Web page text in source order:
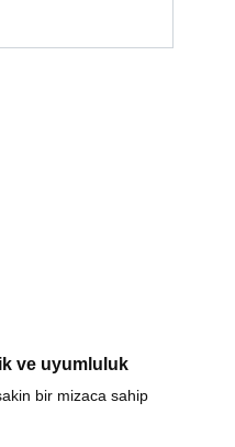
ve uyumluluk
bir mizaca sahip